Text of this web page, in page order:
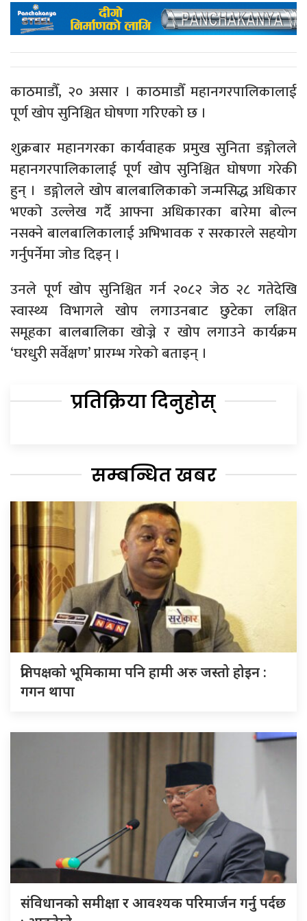
काठमाडौँ, २० असार । काठमाडौँ महानगरपालिकालाई
पूर्ण खोप सुनिश्चित घोषणा गरिएको छ ।
शुक्रबार महानगरका कार्यवाहक प्रमुख सुनिता डङ्गोलले
महानगरपालिकालाई पूर्ण खोप सुनिश्चित घोषणा गरेकी
हुन् । डङ्गोलले खोप बालबालिकाको जन्मसिद्ध अधिकार
भएको उल्लेख गर्दै आफ्ना अधिकारका बारेमा बोल्न
नसक्ने बालबालिकालाई अभिभावक र सरकारले सहयोग
गर्नुपर्नेमा जोड दिइन् ।
उनले पूर्ण खोप सुनिश्चित गर्न २०८२ जेठ २८ गतेदेखि
स्वास्थ्य विभागले खोप लगाउनबाट छुटेका लक्षित
समूहका बालबालिका खोज्ने र खोप लगाउने कार्यक्रम
‘घरधुरी सर्वेक्षण’ प्रारम्भ गरेको बताइन् ।
प्रतिक्रिया दिनुहोस्
सम्बन्धित खबर
प्रतिपक्षको भूमिकामा पनि हामी अरु जस्तो होइन :
गगन थापा
संविधानको समीक्षा र आवश्यक परिमार्जन गर्नु पर्दछ